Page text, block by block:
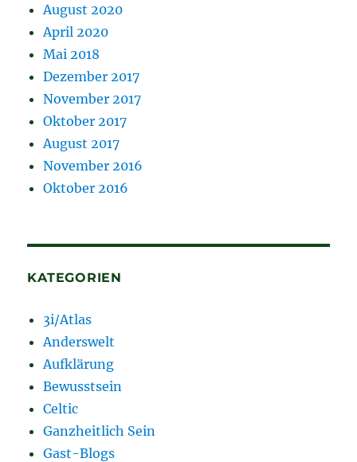
August 2020
April 2020
Mai 2018
Dezember 2017
November 2017
Oktober 2017
August 2017
November 2016
Oktober 2016
KATEGORIEN
3i/Atlas
Anderswelt
Aufklärung
Bewusstsein
Celtic
Ganzheitlich Sein
Gast-Blogs